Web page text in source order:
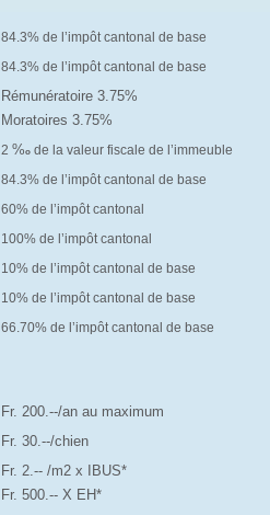
84.3% de l’impôt cantonal de base
84.3% de l’impôt cantonal de base
Rémunératoire 3.75%
Moratoires 3.75%
2 %o de la valeur fiscale de l’immeuble
84.3% de l’impôt cantonal de base
60% de l’impôt cantonal
100% de l’impôt cantonal
10% de l’impôt cantonal de base
10% de l’impôt cantonal de base
66.70% de l’impôt cantonal de base
Fr. 200.--/an au maximum
Fr. 30.--/chien
Fr. 2.-- /m2 x IBUS*
Fr. 500.-- X EH*